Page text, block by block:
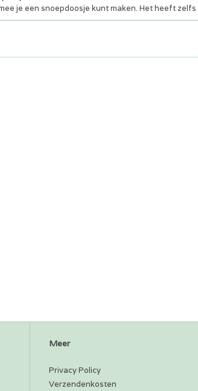
je een snoepdoosje kunt maken. Het heeft
Meer
Privacy Policy
Verzendenkosten